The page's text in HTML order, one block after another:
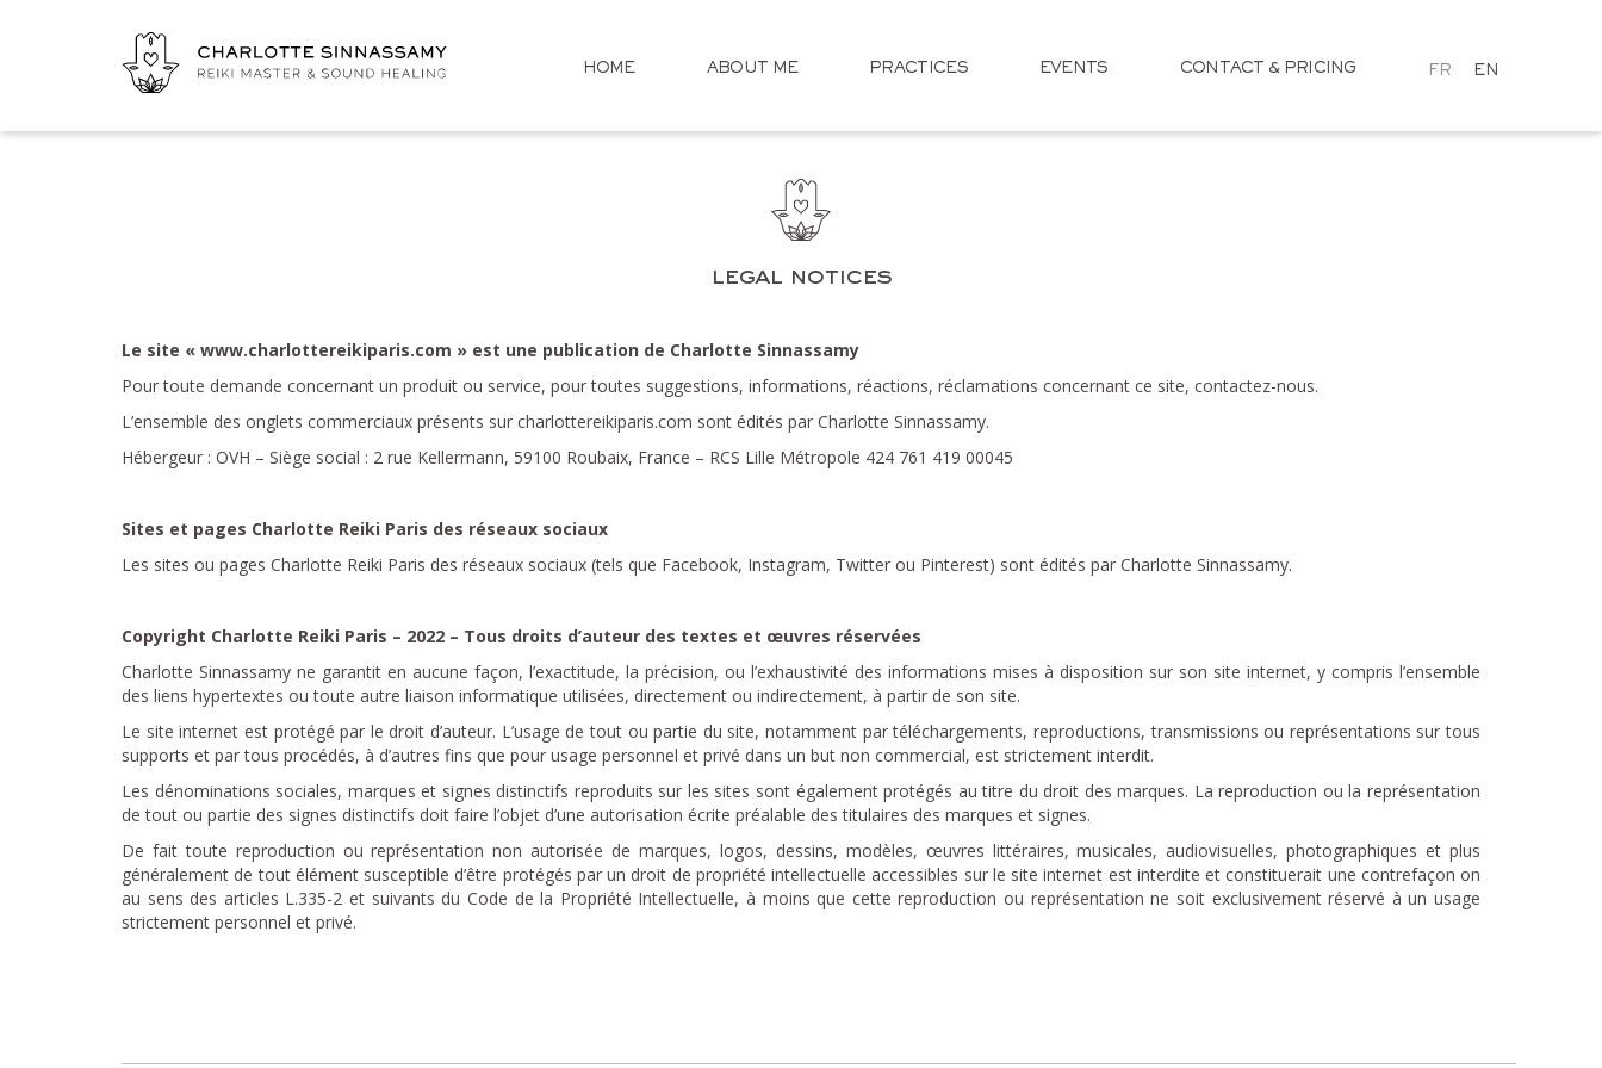
HOME ABOUT ME PRACTICES EVENTS CONTACT & PRICING FR EN
legal notices
Le site « www.charlottereikiparis.com » est une publication de Charlotte Sinnassamy
Pour toute demande concernant un produit ou service, pour toutes suggestions, informations, réactions, réclamations concernant ce site, contactez-nous.
L’ensemble des onglets commerciaux présents sur charlottereikiparis.com sont édités par Charlotte Sinnassamy.
Hébergeur : OVH – Siège social : 2 rue Kellermann, 59100 Roubaix, France – RCS Lille Métropole 424 761 419 00045
Sites et pages Charlotte Reiki Paris des réseaux sociaux
Les sites ou pages Charlotte Reiki Paris des réseaux sociaux (tels que Facebook, Instagram, Twitter ou Pinterest) sont édités par Charlotte Sinnassamy.
Copyright Charlotte Reiki Paris – 2022 – Tous droits d’auteur des textes et œuvres réservées
Charlotte Sinnassamy ne garantit en aucune façon, l’exactitude, la précision, ou l’exhaustivité des informations mises à disposition sur son site internet, y compris l’ensemble
des liens hypertextes ou toute autre liaison informatique utilisées, directement ou indirectement, à partir de son site.
Le site internet est protégé par le droit d’auteur. L’usage de tout ou partie du site, notamment par téléchargements, reproductions, transmissions ou représentations sur tous
supports et par tous procédés, à d’autres fins que pour usage personnel et privé dans un but non commercial, est strictement interdit.
Les dénominations sociales, marques et signes distinctifs reproduits sur les sites sont également protégés au titre du droit des marques. La reproduction ou la représentation
de tout ou partie des signes distinctifs doit faire l’objet d’une autorisation écrite préalable des titulaires des marques et signes.
De fait toute reproduction ou représentation non autorisée de marques, logos, dessins, modèles, œuvres littéraires, musicales, audiovisuelles, photographiques et plus
généralement de tout élément susceptible d’être protégés par un droit de propriété intellectuelle accessibles sur le site internet est interdite et constituerait une contrefaçon on
au sens des articles L.335-2 et suivants du Code de la Propriété Intellectuelle, à moins que cette reproduction ou représentation ne soit exclusivement réservé à un usage
strictement personnel et privé.